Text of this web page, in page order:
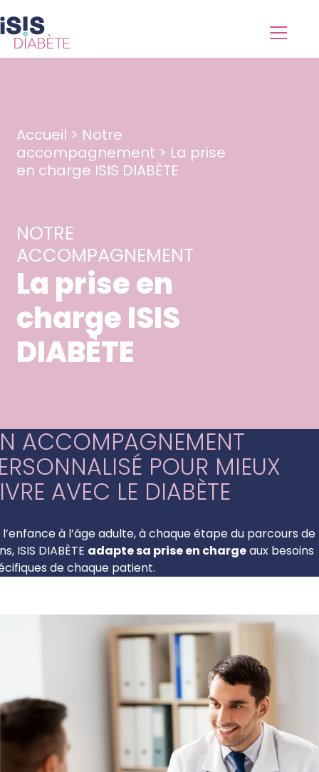
Accueil > Notre
accompagnement > La prise
en charge ISIS DIABÈTE
NOTRE
ACCOMPAGNEMENT
La prise en
charge ISIS
DIABÈTE
ACCOMPAGNEMENT
POUR MIEUX
AVEC LE DIABÈTE
l’enfance à l’âge adulte, à chaque étape du parcours de
ISIS DIABÈTE adapte sa prise en chargeaux besoins
de chaque patient.